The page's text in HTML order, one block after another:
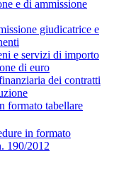
e di ammissione
giudicatrice e
e servizi di importo
di euro
dei contratti
formato tabellare
in formato
190/2012